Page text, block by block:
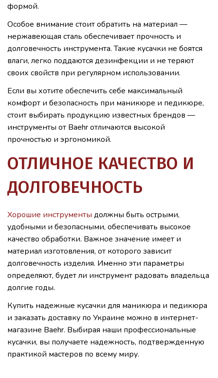
формой.
Особое внимание стоит обратить на материал —
нержавеющая сталь обеспечивает прочность и
долговечность инструмента. Такие кусачки не боятся
влаги, легко поддаются дезинфекции и не теряют
своих свойств при регулярном использовании.
Если вы хотите обеспечить себе максимальный
комфорт и безопасность при маникюре и педикюре,
стоит выбирать продукцию известных брендов —
инструменты от Baehr отличаются высокой
прочностью и эргономикой.
ОТЛИЧНОЕ КАЧЕСТВО И
ДОЛГОВЕЧНОСТЬ
Хорошие инструменты должны быть острыми,
удобными и безопасными, обеспечивать высокое
качество обработки. Важное значение имеет и
материал изготовления, от которого зависит
долговечность изделия. Именно эти параметры
определяют, будет ли инструмент радовать владельца
долгие годы.
Купить надежные кусачки для маникюра и педикюра
и заказать доставку по Украине можно в интернет-
магазине Baehr. Выбирая наши профессиональные
кусачки, вы получаете надежность, подтвержденную
практикой мастеров по всему миру.